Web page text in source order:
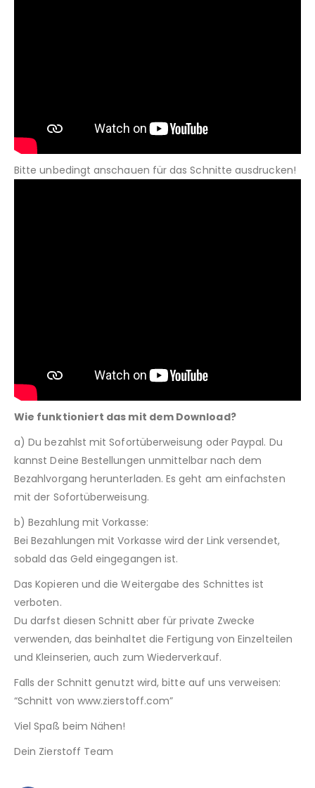
Bitte unbedingt anschauen für das Schnitte ausdrucken!
Wie funktioniert das mit dem Download?
a) Du bezahlst mit Sofortüberweisung oder Paypal. Du
kannst Deine Bestellungen unmittelbar nach dem
Bezahlvorgang herunterladen. Es geht am einfachsten
mit der Sofortüberweisung.
b) Bezahlung mit Vorkasse:
Bei Bezahlungen mit Vorkasse wird der Link versendet,
sobald das Geld eingegangen ist.
Das Kopieren und die Weitergabe des Schnittes ist
verboten.
Du darfst diesen Schnitt aber für private Zwecke
verwenden, das beinhaltet die Fertigung von Einzelteilen
und Kleinserien, auch zum Wiederverkauf.
Falls der Schnitt genutzt wird, bitte auf uns verweisen:
“Schnitt von www.zierstoff.com”
Viel Spaß beim Nähen!
Dein Zierstoff Team